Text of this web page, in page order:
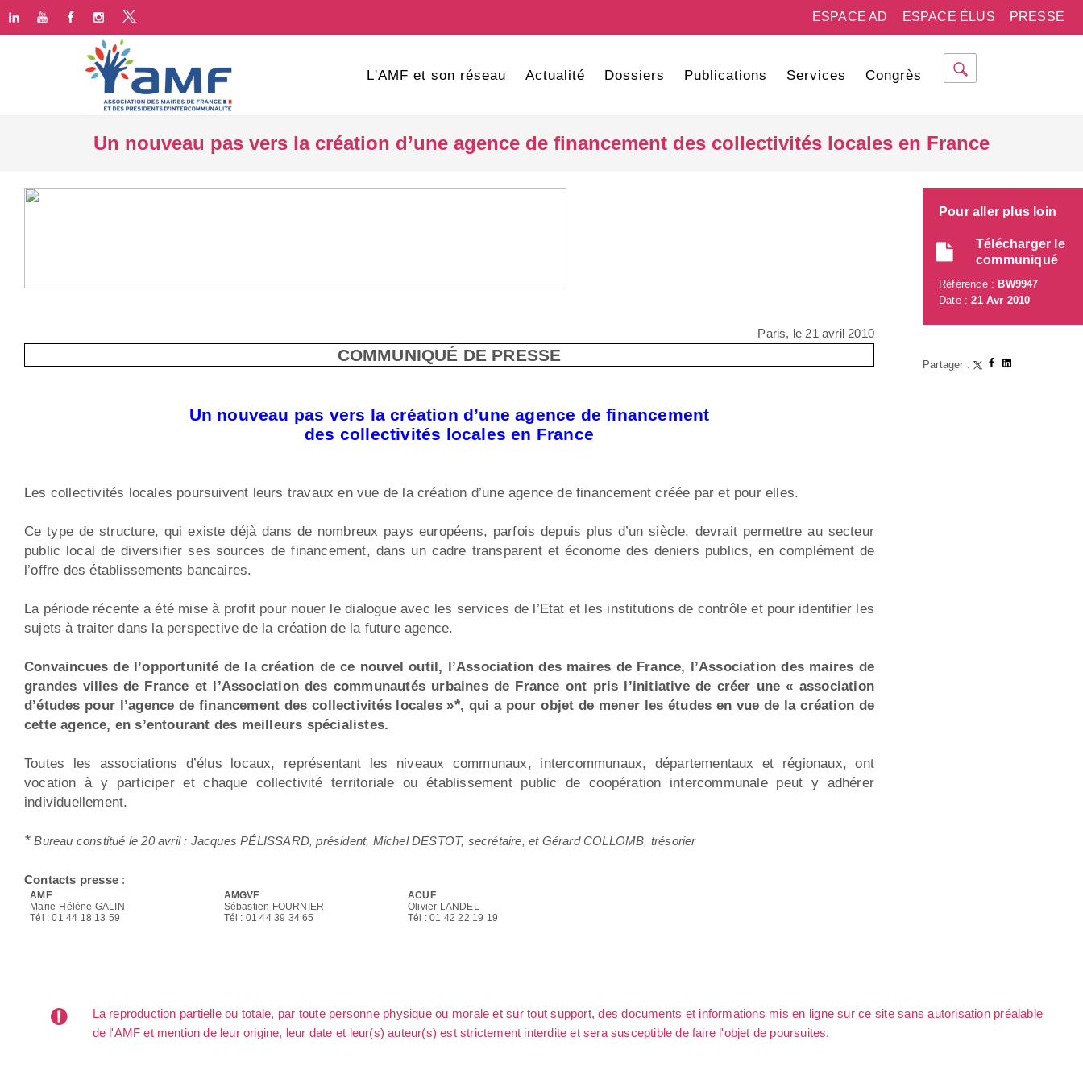
PRESSE
ESPACE ÉLUS
ESPACE AD
L'AMF et son réseau Actualité Dossiers Publications Services Congrès
Un nouveau pas vers la création d’une agence de financement des collectivités locales en France
Paris, le 21 avril 2010
COMMUNIQUÉ DE PRESSE
Un nouveau pas vers la création d’une agence de financement
des collectivités locales en France
Les collectivités locales poursuivent leurs travaux en vue de la création d’une agence de financement créée par et pour elles.
Ce type de structure, qui existe déjà dans de nombreux pays européens, parfois depuis plus d’un siècle, devrait permettre au secteur
public local de diversifier ses sources de financement, dans un cadre transparent et économe des deniers publics, en complément de
l’offre des établissements bancaires.
La période récente a été mise à profit pour nouer le dialogue avec les services de l’Etat et les institutions de contrôle et pour identifier les
sujets à traiter dans la perspective de la création de la future agence.
Convaincues de l’opportunité de la création de ce nouvel outil, l’Association des maires de France, l’Association des maires de
grandes villes de France et l’Association des communautés urbaines de France ont pris l’initiative de créer une « association
d’études pour l’agence de financement des collectivités locales »*, qui a pour objet de mener les études en vue de la création de
cette agence, en s’entourant des meilleurs spécialistes.
Toutes les associations d’élus locaux, représentant les niveaux communaux, intercommunaux, départementaux et régionaux, ont
vocation à y participer et chaque collectivité territoriale ou établissement public de coopération intercommunale peut y adhérer
individuellement.
*Bureau constitué le 20 avril : Jacques PÉLISSARD, président, Michel DESTOT, secrétaire, et Gérard COLLOMB, trésorier
Contacts presse :
AMF
Marie-Hélène GALIN
Tél : 01 44 18 13 59
AMGVF
Sébastien FOURNIER
Tél : 01 44 39 34 65
ACUF
Olivier LANDEL
Tél : 01 42 22 19 19
Pour aller plus loin
Télécharger le
communiqué
Référence : BW9947
Date :21 Avr 2010
Partager :
La reproduction partielle ou totale, par toute personne physique ou morale et sur tout support, des documents et informations mis en ligne sur ce site sans autorisation préalable
de l'AMF et mention de leur origine, leur date et leur(s) auteur(s) est strictement interdite et sera susceptible de faire l'objet de poursuites.